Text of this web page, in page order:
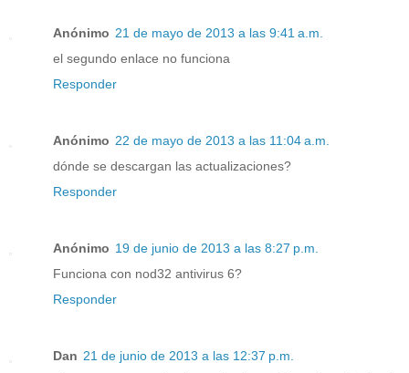
Anónimo 21 de mayo de 2013 a las 9:41 a.m.
el segundo enlace no funciona
Responder
Anónimo 22 de mayo de 2013 a las 11:04 a.m.
dónde se descargan las actualizaciones?
Responder
Anónimo 19 de junio de 2013 a las 8:27 p.m.
Funciona con nod32 antivirus 6?
Responder
Dan 21 de junio de 2013 a las 12:37 p.m.